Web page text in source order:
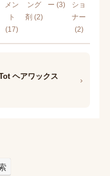
メン
ト
(17)
ング
剤 (2)
ー (3)
ショ
ナー
(2)
ヘアワックス ›